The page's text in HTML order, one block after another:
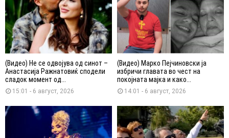
(Видео) Не се одвојува од синот –
Анастасија Ражнатовиќ сподели
сладок момент од...
15:01 - 6 август, 2026
(Видео) Марко Пејчиновски ја
избричи главата во чест на
покојната мајка и како...
14:01 - 6 август, 2026